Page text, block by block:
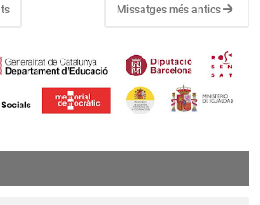
Missatges més antics